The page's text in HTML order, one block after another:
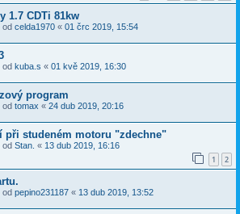
1.7 CDTi 81kw
od celda1970 « 01 črc 2019, 15:54
od kuba.s « 01 kvě 2019, 16:30
program
od tomax « 24 dub 2019, 20:16
při studeném motoru "zdechne"
od Stan. « 13 dub 2019, 16:16
1 2
od pepino231187 « 13 dub 2019, 13:52